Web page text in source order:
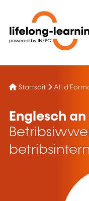
Startsäit All
Englesch